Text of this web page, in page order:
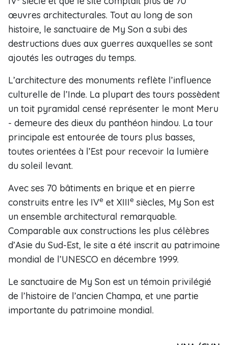
œuvres architecturales. Tout au long de son
histoire, le sanctuaire de My Son a subi des
destructions dues aux guerres auxquelles se sont
ajoutés les outrages du temps.
L’architecture des monuments reflète l’influence
culturelle de l’Inde. La plupart des tours possèdent
un toit pyramidal censé représenter le mont Meru
- demeure des dieux du panthéon hindou. La tour
principale est entourée de tours plus basses,
toutes orientées à l’Est pour recevoir la lumière
du soleil levant.
Avec ses 70 bâtiments en brique et en pierre
construits entre les IVe et XIIIe siècles, My Son est
un ensemble architectural remarquable.
Comparable aux constructions les plus célèbres
d’Asie du Sud-Est, le site a été inscrit au patrimoine
mondial de l’UNESCO en décembre 1999.
Le sanctuaire de My Son est un témoin privilégié
de l’histoire de l’ancien Champa, et une partie
importante du patrimoine mondial.